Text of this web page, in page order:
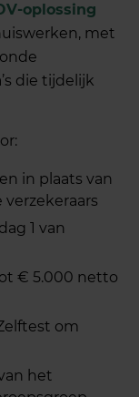
oplossing
met
die tijdelijk
in plaats van
1 van
€ 5.000 netto
om
het